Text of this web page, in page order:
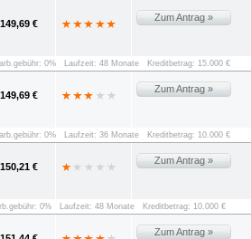
149,69 €
Zum Antrag »
0% Laufzeit: 48 Monate Kreditbetrag: 15.000 €
149,69 €
Zum Antrag »
0% Laufzeit: 36 Monate Kreditbetrag: 10.000 €
150,21 €
Zum Antrag »
0% Laufzeit: 48 Monate Kreditbetrag: 10.000 €
Zum Antrag »